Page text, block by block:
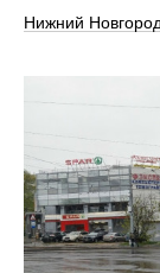
Нижний